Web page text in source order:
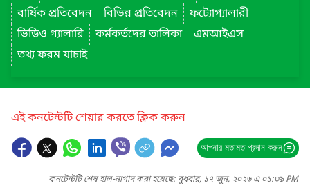
বার্ষিক প্রতিবেদন
বিভিন্ন প্রতিবেদন
ফট্যোগ্যালারী
ভিডিও গ্যালারি
কর্মকর্তদের তালিকা
এমআইএস
তথ্য ফরম যাচাই
এই কনটেন্টটি শেয়ার করতে ক্লিক করুন
আপনার মতামত প্রদান করুন
কনটেন্টটি শেষ হাল-নাগাদ করা হয়েছে: বুধবার, ১৭ জুন, ২০২৬ এ ০১:৩৯ PM